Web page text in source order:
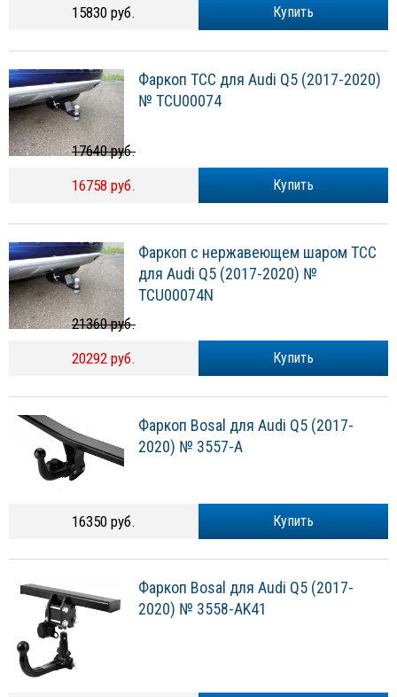
Купить
15830 руб.
Фаркоп ТСС для Audi Q5 (2017-2020)
№ TCU00074
Купить
17640 руб.
16758 руб.
Фаркоп с нержавеющем шаром ТСС
для Audi Q5 (2017-2020) №
TCU00074N
Купить
21360 руб.
20292 руб.
Фаркоп Bosal для Audi Q5 (2017-
2020) № 3557-A
Купить
16350 руб.
Фаркоп Bosal для Audi Q5 (2017-
2020) № 3558-AK41